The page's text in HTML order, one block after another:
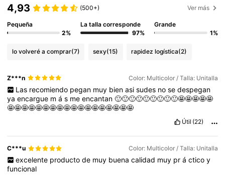
4,93 (500+) Ver más
Pequeña
2%
La talla corresponde
97%
Grande
1%
lo volveré a comprar(7) sexy(15) rapidez logística(2)
Z***n Color: Multicolor / Talla: Unitalla
Las recomiendo pegan muy bien asi sudes no se despegan
yaencargue más meencantan🙂🙂🙂🙂🙂🙂🙂🙂🙂🤩🤩🤩🤩🤩
🤩🤩🤩🤩🤩🤩🤩🤩🤩🤩🤩🤩🤩🤩🤩🤩🤩🤩
Útil (22)
C***u Color: Multicolor / Talla: Unitalla
excelente producto de muy buena calidad muy pr á ctico y
funcional